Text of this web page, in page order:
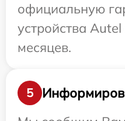
официальную
устройства
месяцев.
5